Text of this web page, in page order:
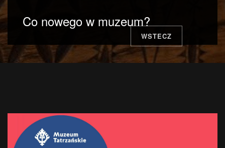
日本語
Co nowego w muzeum?
WSTECZ